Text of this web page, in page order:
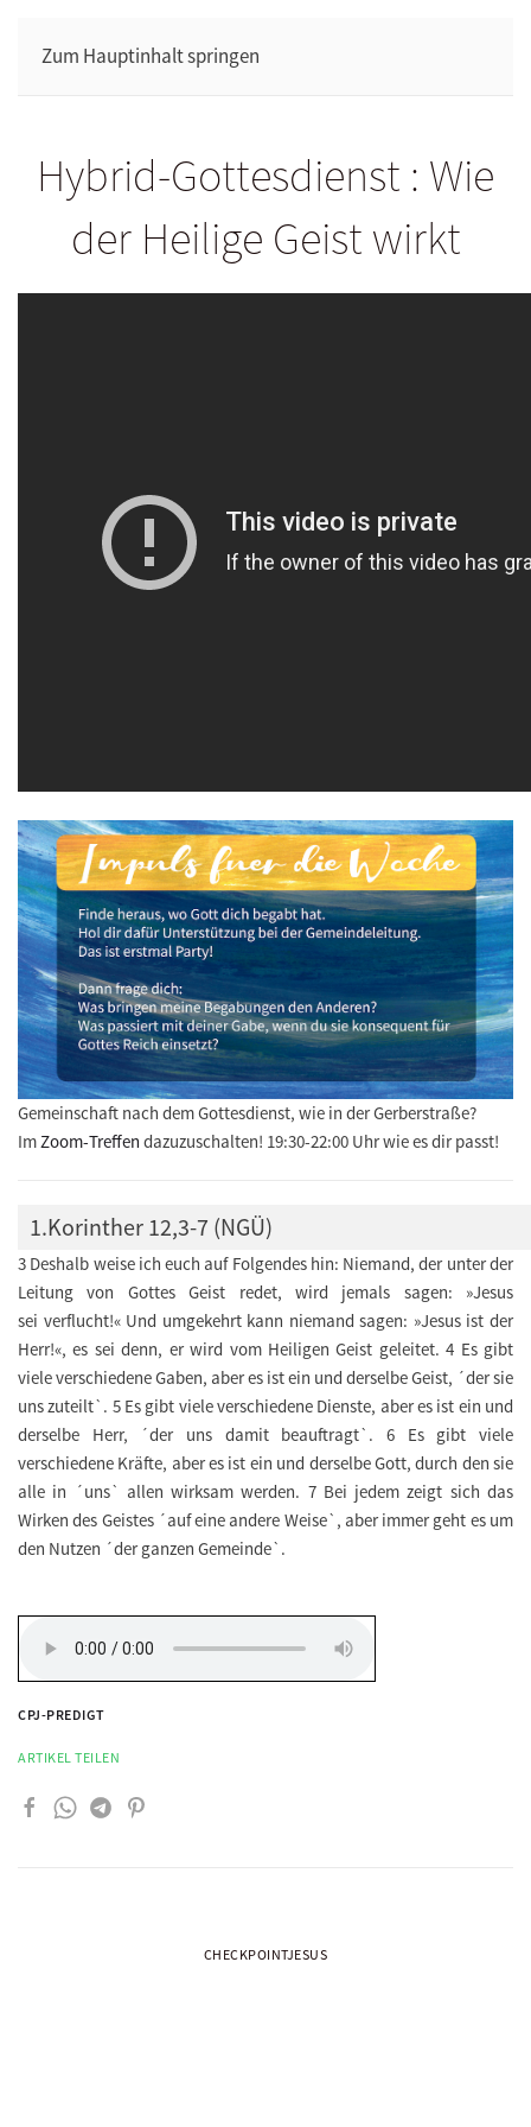
Zum Hauptinhalt springen
Hybrid-Gottesdienst : Wie
der Heilige Geist wirkt
Gemeinschaft nach dem Gottesdienst, wie in der Gerberstraße?
ImZoom-Treffen dazuzuschalten! 19:30-22:00 Uhr wie es dir passt!
1.Korinther 12,3-7 (NGÜ)
3 Deshalb weise ich euch auf Folgendes hin: Niemand, der unter der
Leitung von Gottes Geist redet, wird jemals sagen: »Jesus
sei verflucht!« Und umgekehrt kann niemand sagen: »Jesus ist der
Herr!«, es sei denn, er wird vom Heiligen Geist geleitet. 4 Es gibt
viele verschiedene Gaben, aber es ist ein und derselbe Geist, ´der sie
uns zuteilt`. 5 Es gibt viele verschiedene Dienste, aber es ist ein und
derselbe Herr, ´der uns damit beauftragt`. 6 Es gibt viele
verschiedene Kräfte, aber es ist ein und derselbe Gott, durch den sie
alle in ´uns` allen wirksam werden. 7 Bei jedem zeigt sich das
Wirken des Geistes ´auf eine andere Weise`, aber immer geht es um
den Nutzen ´der ganzen Gemeinde`.
CPJ-PREDIGT
ARTIKEL TEILEN
CHECKPOINTJESUS